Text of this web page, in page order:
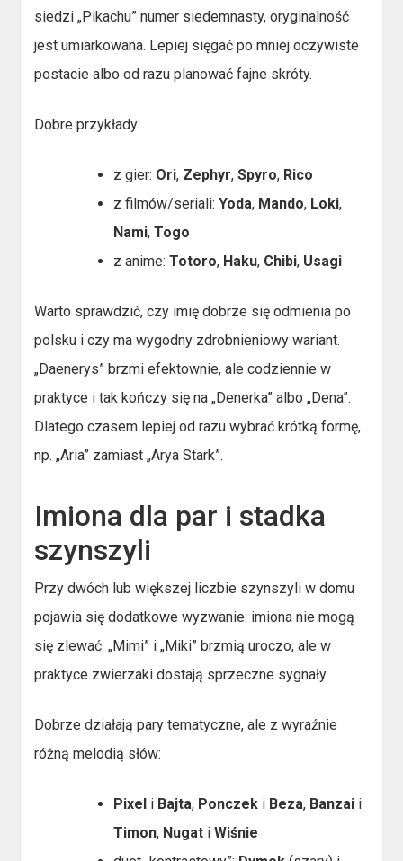
siedzi „Pikachu” numer siedemnasty, oryginalność
jest umiarkowana. Lepiej sięgać po mniej oczywiste
postacie albo od razu planować fajne skróty.
Dobre przykłady:
z gier: Ori, Zephyr,Spyro, Rico
z filmów/seriali:Yoda, Mando, Loki,
Nami,Togo
z anime:Totoro, Haku, Chibi, Usagi
Warto sprawdzić, czy imię dobrze się odmienia po
polsku i czy ma wygodny zdrobnieniowy wariant.
„Daenerys” brzmi efektownie, ale codziennie w
praktyce i tak kończy się na „Denerka” albo „Dena”.
Dlatego czasem lepiej od razu wybrać krótką formę,
np. „Aria” zamiast „Arya Stark”.
Imiona dla par i stadka
szynszyli
Przy dwóch lub większej liczbie szynszyli w domu
pojawia się dodatkowe wyzwanie: imiona nie mogą
się zlewać. „Mimi” i „Miki” brzmią uroczo, ale w
praktyce zwierzaki dostają sprzeczne sygnały.
Dobrze działają pary tematyczne, ale z wyraźnie
różną melodią słów:
Pixel i Bajta, Ponczek i Beza, Banzai i
Timon, Nugat iWiśnie